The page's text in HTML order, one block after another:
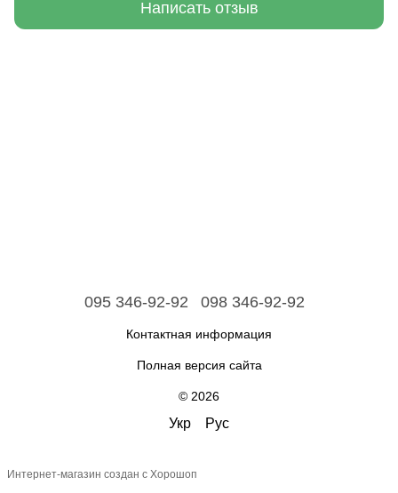
Написать отзыв
095 346-92-92 098 346-92-92
Контактная информация
Полная версия сайта
© 2026
Укр Рус
Интернет-магазин создан с Хорошоп